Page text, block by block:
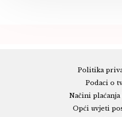
Politika
Podaci o
Načini plaćanja
Opći uvjeti